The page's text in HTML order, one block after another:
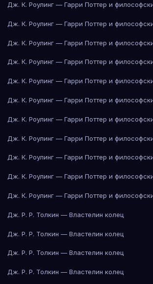
Дж. К. Роулинг — Гарри Поттер и
Дж. К. Роулинг — Гарри Поттер и
Дж. К. Роулинг — Гарри Поттер и
Дж. К. Роулинг — Гарри Поттер и
Дж. К. Роулинг — Гарри Поттер и
Дж. К. Роулинг — Гарри Поттер и
Дж. К. Роулинг — Гарри Поттер и
Дж. К. Роулинг — Гарри Поттер и
Дж. К. Роулинг — Гарри Поттер и
Дж. К. Роулинг — Гарри Поттер и
Дж. К. Роулинг — Гарри Поттер и
Дж. Р. Р. Толкин — Властелин колец
Дж. Р. Р. Толкин — Властелин колец
Дж. Р. Р. Толкин — Властелин колец
Дж. Р. Р. Толкин — Властелин колец